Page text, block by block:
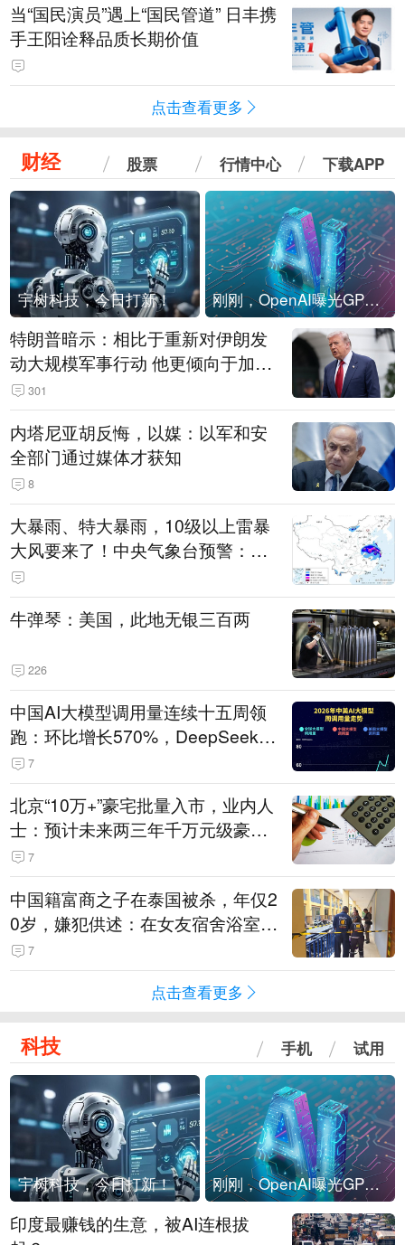
当“国民演员”遇上“国民管道” 日丰携
手王阳诠释品质长期价值
点击查看更多
财经 股票 行情中心 下载APP
宇树科技，今日打新！ 刚刚，OpenAI曝光GPT-6！传10万亿参数，8月强行发布
特朗普暗示：相比于重新对伊朗发
动大规模军事行动 他更倾向于加大
经济施压
301
内塔尼亚胡反悔，以媒：以军和安
全部门通过媒体才获知
8
大暴雨、特大暴雨，10级以上雷暴
大风要来了！中央气象台预警：今
天到明天，浙江、安徽有特大暴雨
牛弹琴：美国，此地无银三百两
226
中国AI大模型调用量连续十五周领
跑：环比增长570%，DeepSeek-V
4-Flash正式版登顶！MiniMax M
3、阶跃星辰Step 3.7 Flash跌出榜
单
7
北京“10万+”豪宅批量入市，业内人
士：预计未来两三年千万元级豪宅
潜在供应达万套！谁在买单？
7
中国籍富商之子在泰国被杀，年仅2
0岁，嫌犯供述：在女友宿舍浴室发
现他，持刀询问身份时发生拉扯
7
点击查看更多
科技 手机 试用
宇树科技，今日打新！ 刚刚，OpenAI曝光GPT-6！传10万亿参数，8月强行发布
印度最赚钱的生意，被AI连根拔